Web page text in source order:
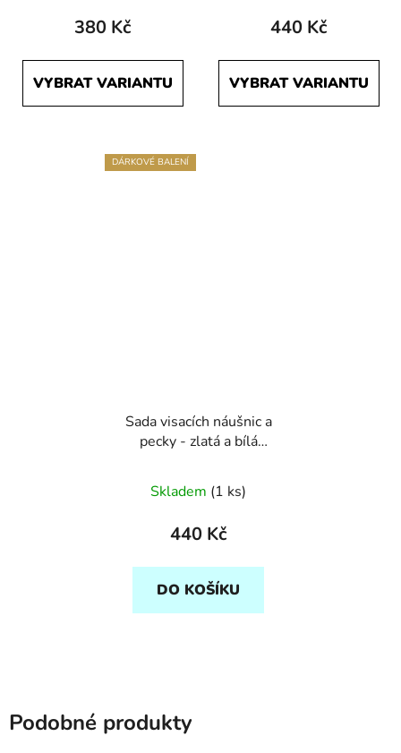
380 Kč
VYBRAT VARIANTU
440 Kč
VYBRAT VARIANTU
DÁRKOVÉ BALENÍ
Sada visacích náušnic a
pecky - zlatá a bílá
Skladem (1 ks)
440 Kč
DO KOŠÍKU
Podobné produkty